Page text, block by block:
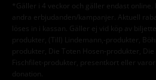
*Gäller i 4 veckor och gäller endast
andra erbjudanden/kampanjer. Aktuell
löses in i kassan. Gäller ej vid köp av
produkter, (Till) Lindemann,-produkter,
produkter, Die Toten Hosen-produkter,
Fischfilet-produkter, presentkort eller
donation.